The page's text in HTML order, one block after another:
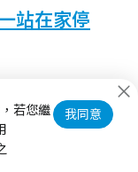
站在家停
格爾獎FB】&
若您繼
我同意